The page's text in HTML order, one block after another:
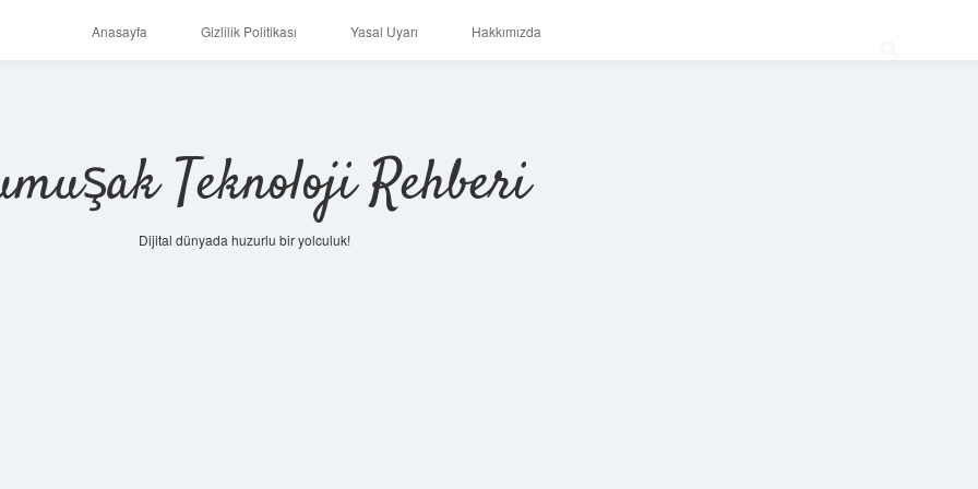
Anasayfa Gizlilik Politikası Yasal Uyarı Hakkımızda
Teknoloji Rehberi
Dijital dünyada huzurlu bir yolculuk!